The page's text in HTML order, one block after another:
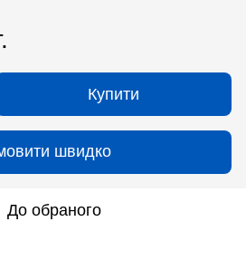
Купити
швидко
До обраного